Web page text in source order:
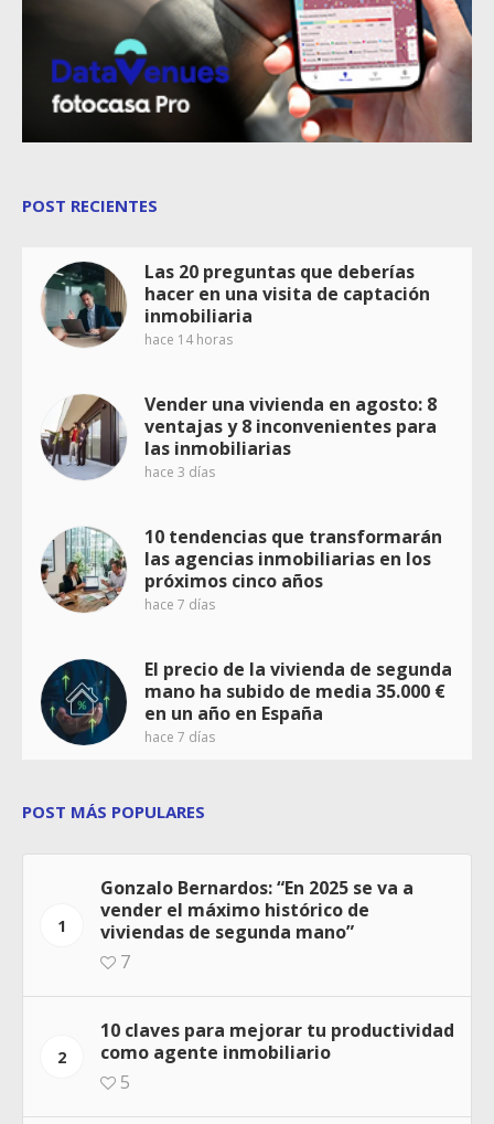
POST RECIENTES
Las 20 preguntas que deberías
hacer en una visita de captación
inmobiliaria
hace 14 horas
Vender una vivienda en agosto: 8
ventajas y 8 inconvenientes para
las inmobiliarias
hace 3 días
10 tendencias que transformarán
las agencias inmobiliarias en los
próximos cinco años
hace 7 días
El precio de la vivienda de segunda
mano ha subido de media 35.000 €
en un año en España
hace 7 días
POST MÁS POPULARES
1
Gonzalo Bernardos: “En 2025 se va a
vender el máximo histórico de
viviendas de segunda mano”
7
2
10 claves para mejorar tu productividad
como agente inmobiliario
5